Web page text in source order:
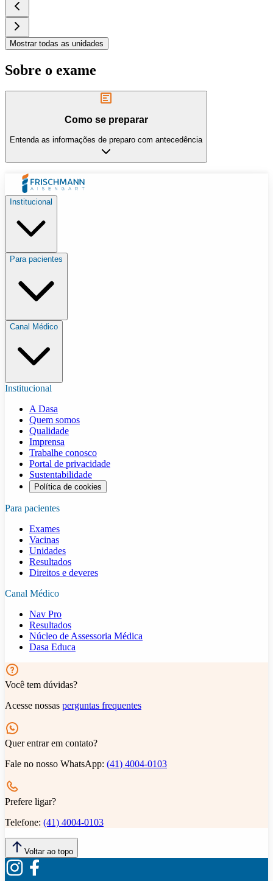
Mostrar todas as unidades
Sobre o exame
Como se preparar
Entenda as informações de preparo com antecedência
Institucional
Para pacientes
Canal Médico
Institucional
A Dasa
Quem somos
Qualidade
Imprensa
Trabalhe conosco
Portal de privacidade
Sustentabilidade
Política de cookies
Para pacientes
Exames
Vacinas
Unidades
Resultados
Direitos e deveres
Canal Médico
Nav Pro
Resultados
Núcleo de Assessoria Médica
Dasa Educa
Você tem dúvidas?
Acesse nossas perguntas frequentes
Quer entrar em contato?
Fale no nosso WhatsApp: (41) 4004-0103
Prefere ligar?
Telefone: (41) 4004-0103
Voltar ao topo